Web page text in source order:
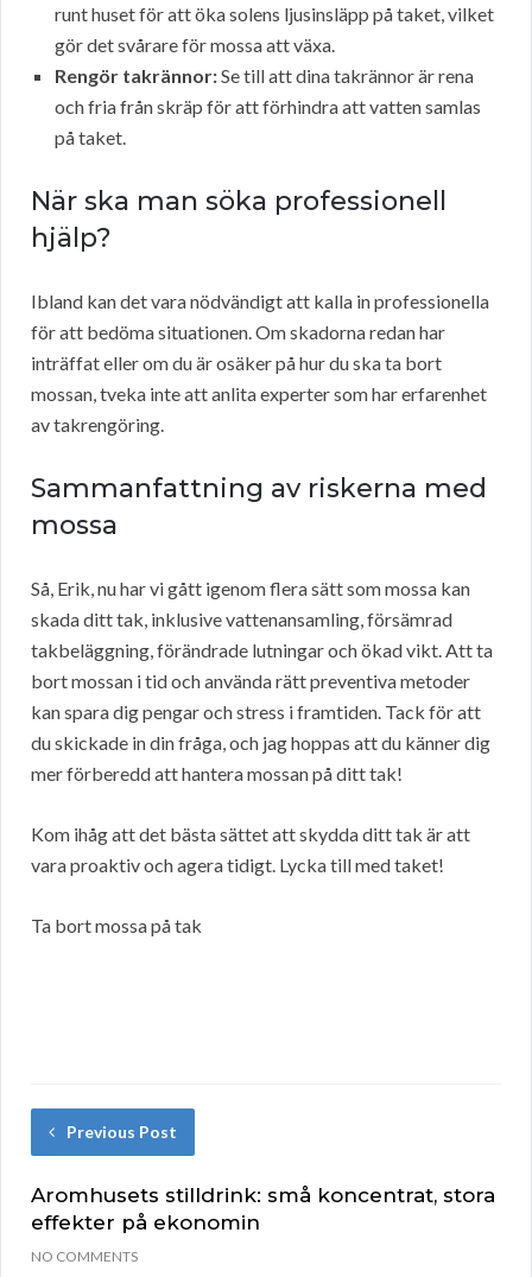
runt huset för att öka solens ljusinsläpp på taket, vilket
gör det svårare för mossa att växa.
Rengör takrännor:Se till att dina takrännor är rena
och fria från skräp för att förhindra att vatten samlas
på taket.
När ska man söka professionell
hjälp?
Ibland kan det vara nödvändigt att kalla in professionella
för att bedöma situationen. Om skadorna redan har
inträffat eller om du är osäker på hur du ska ta bort
mossan, tveka inte att anlita experter som har erfarenhet
av takrengöring.
Sammanfattning av riskerna med
mossa
Så, Erik, nu har vi gått igenom flera sätt som mossa kan
skada ditt tak, inklusive vattenansamling, försämrad
takbeläggning, förändrade lutningar och ökad vikt. Att ta
bort mossan i tid och använda rätt preventiva metoder
kan spara dig pengar och stress i framtiden. Tack för att
du skickade in din fråga, och jag hoppas att du känner dig
mer förberedd att hantera mossan på ditt tak!
Kom ihåg att det bästa sättet att skydda ditt tak är att
vara proaktiv och agera tidigt. Lycka till med taket!
Ta bort mossa på tak
Previous Post
Aromhusets stilldrink: små koncentrat, stora
effekter på ekonomin
NO COMMENTS